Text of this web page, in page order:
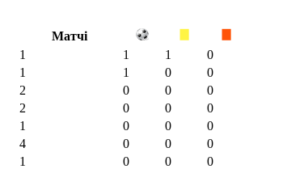
Матчі
1 1 1
0
1 1 0
0
2 0 0
0
2 0 0
0
1 0 0
0
4 0 0
0
1 0 0
0